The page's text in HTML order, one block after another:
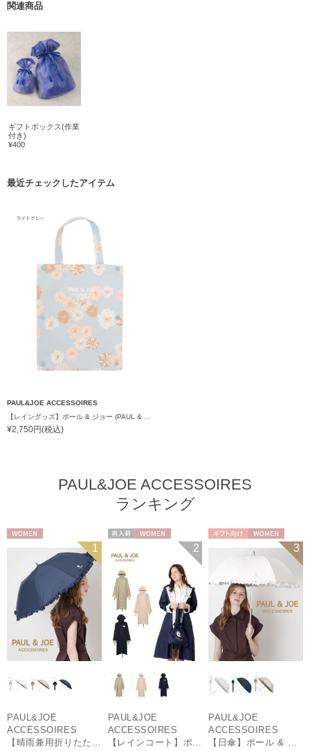
関連商品
ギフトボックス(作業
付き)
¥400
最近チェックしたアイテム
PAUL&JOE ACCESSOIRES
¥2,750円(税込)
PAUL&JOE ACCESSOIRES
ランキング
1
PAUL&JOE
ACCESSOIRES
2
PAUL&JOE
ACCESSOIRES
WOMEN 3
PAUL&JOE
ACCESSOIRES